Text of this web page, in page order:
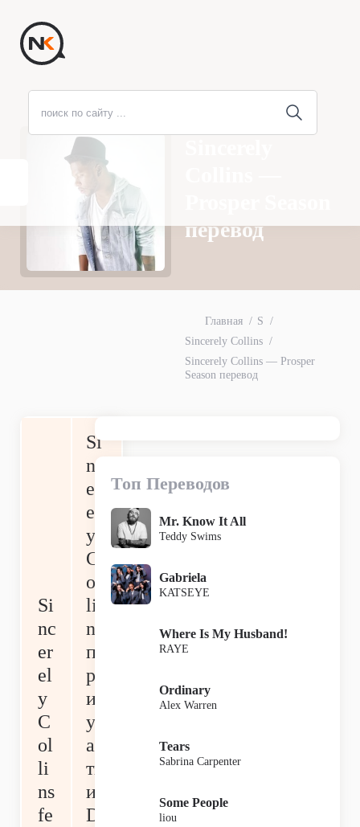
перевод
Главная
S
Sincerely Collins
Sincerely Collins — Prosper
Season перевод
Si
nc
er
el
y
C
ol
li
ns
fe
Si
nc
er
el
y
C
ol
li
ns
п
р
и
уч
ас
ти
и
Di
Топ Переводов
Mr. Know It All
Teddy Swims
Gabriela
KATSEYE
Where Is My Husband!
RAYE
Ordinary
Alex Warren
Tears
Sabrina Carpenter
Some People
liou